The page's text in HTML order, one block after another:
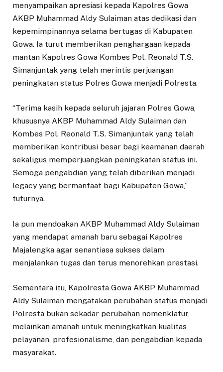
menyampaikan apresiasi kepada Kapolres Gowa
AKBP Muhammad Aldy Sulaiman atas dedikasi dan
kepemimpinannya selama bertugas di Kabupaten
Gowa. Ia turut memberikan penghargaan kepada
mantan Kapolres Gowa Kombes Pol. Reonald T.S.
Simanjuntak yang telah merintis perjuangan
peningkatan status Polres Gowa menjadi Polresta.
“Terima kasih kepada seluruh jajaran Polres Gowa,
khususnya AKBP Muhammad Aldy Sulaiman dan
Kombes Pol. Reonald T.S. Simanjuntak yang telah
memberikan kontribusi besar bagi keamanan daerah
sekaligus memperjuangkan peningkatan status ini.
Semoga pengabdian yang telah diberikan menjadi
legacy yang bermanfaat bagi Kabupaten Gowa,”
tuturnya.
Ia pun mendoakan AKBP Muhammad Aldy Sulaiman
yang mendapat amanah baru sebagai Kapolres
Majalengka agar senantiasa sukses dalam
menjalankan tugas dan terus menorehkan prestasi.
Sementara itu, Kapolresta Gowa AKBP Muhammad
Aldy Sulaiman mengatakan perubahan status menjadi
Polresta bukan sekadar perubahan nomenklatur,
melainkan amanah untuk meningkatkan kualitas
pelayanan, profesionalisme, dan pengabdian kepada
masyarakat.